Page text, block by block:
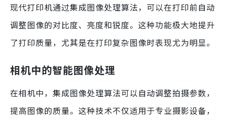
现代打印机通过集成图像处理算法，可以在打印前自动
调整图像的对比度、亮度和锐度。这种功能极大地提升
了打印质量，尤其是在打印复杂图像时表现尤为明显。
相机中的智能图像处理
在相机中，集成图像处理算法可以自动调整拍摄参数，
提高图像的质量。这种技术不仅适用于专业摄影设备，